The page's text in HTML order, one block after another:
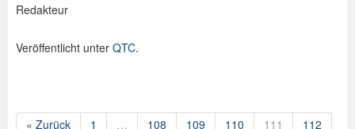
Redakteur
Veröffentlicht unter QTC.
« Zurück 1 … 108 109 110 111
112